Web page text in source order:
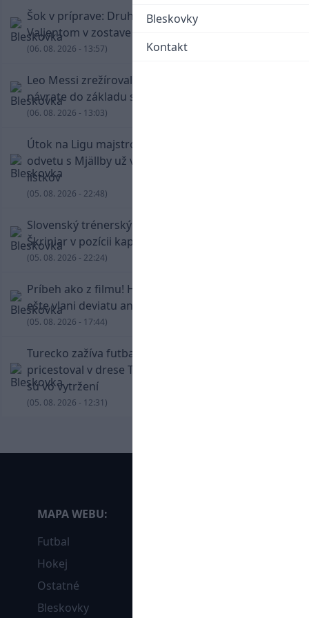
Bleskovky
Kontakt
Šok v príprave: Druholigová Mallorca s
Valjentom v zostave zdolala PSG
(06. 08. 2026 - 13:57)
Leo Messi zrežíroval obrat Interu Miami, pri
návrate do základu strelil dva góly
(06. 08. 2026 - 13:03)
Útok na Ligu majstrov láka! Slovan hlási na
odvetu s Mjällby už viac ako 13-tisíc predaných
lístkov
(05. 08. 2026 - 22:48)
Slovenský trénerský súboj pre Borbélyho,
Škriniar v pozícii kapitána potiahol Fenerbahce
(05. 08. 2026 - 22:24)
Príbeh ako z filmu! Hrdina Slovana Kianga hral
ešte vlani deviatu anglickú ligu
(05. 08. 2026 - 17:44)
Turecko zažíva futbalové šialenstvo! Salah
pricestoval v drese Trabzonsporu, fanúšikovia
sú vo vytržení
(05. 08. 2026 - 12:31)
MAPA WEBU:
Futbal
Hokej
Ostatné
Bleskovky